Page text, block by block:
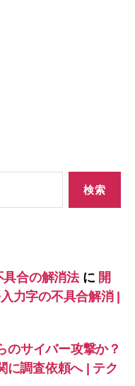
合の解消法に 開
力字の不具合解消 |
サイバー攻撃か？
に調査依頼へ | テク